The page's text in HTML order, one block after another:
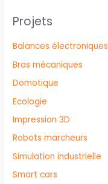
Projets
Balances électroniques
Bras mécaniques
Domotique
Ecologie
Impression 3D
Robots marcheurs
Simulation industrielle
Smart cars